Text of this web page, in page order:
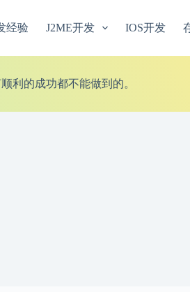
经验 J2ME开发 IOS开发
利的成功都不能做到的。